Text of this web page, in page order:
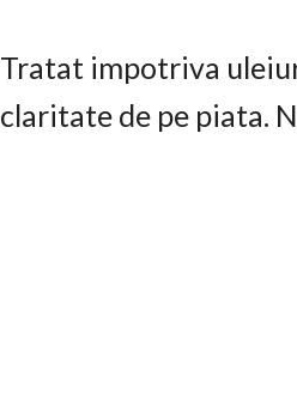
Tratat impotriva
claritate de pe piata.